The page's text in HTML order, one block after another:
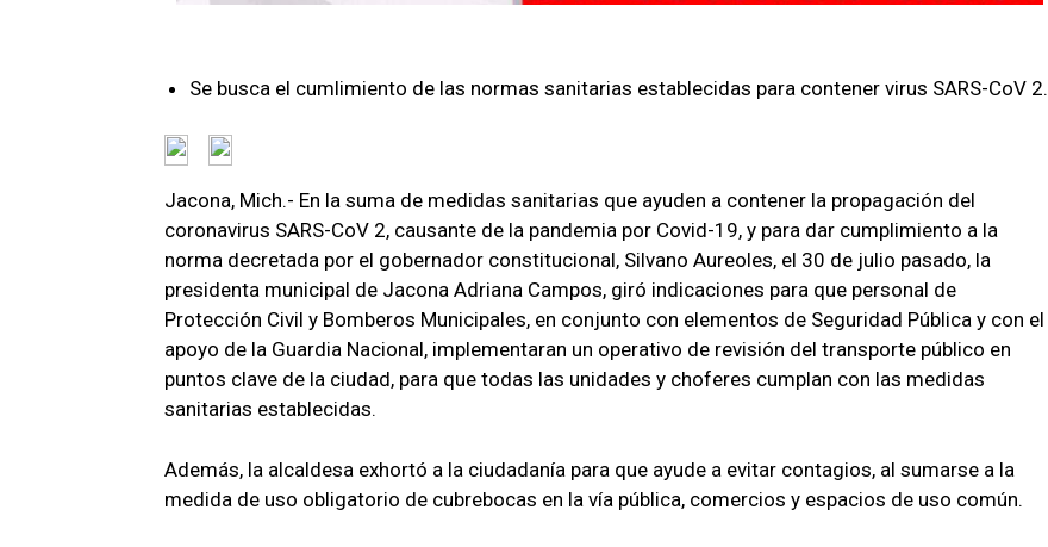
Se busca el cumlimiento de las normas sanitarias establecidas para contener virus SARS-CoV 2.
Jacona, Mich.- En la suma de medidas sanitarias que ayuden a contener la propagación del
coronavirus SARS-CoV 2, causante de la pandemia por Covid-19, y para dar cumplimiento a la
norma decretada por el gobernador constitucional, Silvano Aureoles, el 30 de julio pasado, la
presidenta municipal de Jacona Adriana Campos, giró indicaciones para que personal de
Protección Civil y Bomberos Municipales, en conjunto con elementos de Seguridad Pública y con el
apoyo de la Guardia Nacional, implementaran un operativo de revisión del transporte público en
puntos clave de la ciudad, para que todas las unidades y choferes cumplan con las medidas
sanitarias establecidas.
Además, la alcaldesa exhortó a la ciudadanía para que ayude a evitar contagios, al sumarse a la
medida de uso obligatorio de cubrebocas en la vía pública, comercios y espacios de uso común.